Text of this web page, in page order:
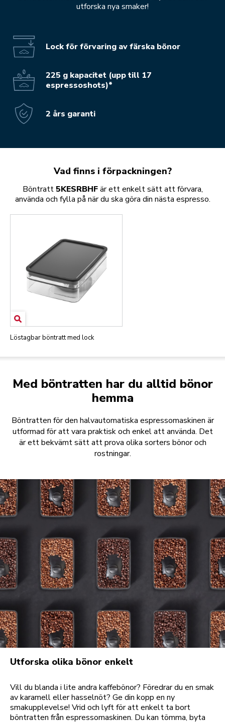
utforska nya smaker!
Lock för förvaring av färska bönor
225 g kapacitet (upp till 17
espressoshots)*
2 års garanti
Vad finns i förpackningen?
Böntratt5KESRBHFär ett enkelt sätt att förvara,
använda och fylla på när du ska göra din nästa espresso.
Löstagbar böntratt med lock
Med böntratten har du alltid bönor
hemma
Böntratten för den halvautomatiska espressomaskinen är
utformad för att vara praktisk och enkel att använda. Det
är ett bekvämt sätt att prova olika sorters bönor och
rostningar.
Utforska olika bönor enkelt
Vill du blanda i lite andra kaffebönor? Föredrar du en smak
av karamell eller hasselnöt? Ge din kopp en ny
smakupplevelse! Vrid och lyft för att enkelt ta bort
böntratten från espressomaskinen. Du kan tömma, byta